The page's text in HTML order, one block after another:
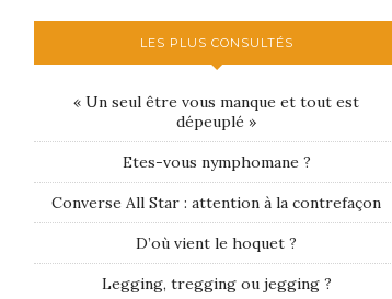
LES PLUS CONSULTÉS
« Un seul être vous manque et tout est
dépeuplé »
Etes-vous nymphomane ?
Converse All Star : attention à la contrefaçon
D’où vient le hoquet ?
Legging, tregging ou jegging ?